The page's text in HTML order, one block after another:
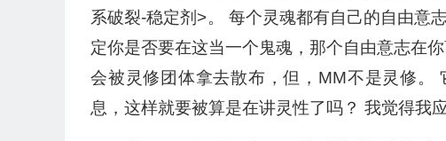
系破裂-稳定剂>。 每个灵魂都有自己的自由意
定你是否要在这当一个鬼魂，那个自由意志在
会被灵修团体拿去散布，但，MM不是灵修
息，这样就要被算是在讲灵性了吗？ 我觉得我应